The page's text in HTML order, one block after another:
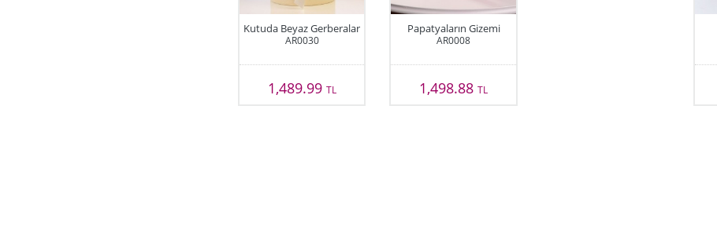
Kutuda Beyaz Gerberalar
AR0030
1,489.99 TL
Papatyaların Gizemi
AR0008
1,498.88TL